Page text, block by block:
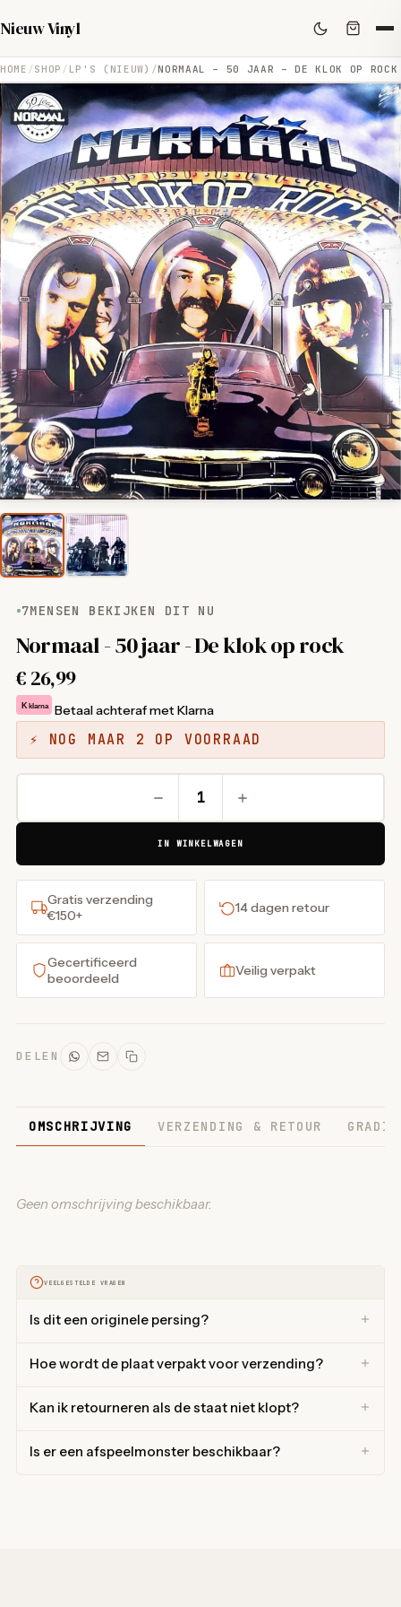
Nieuw Vinyl
HOME SHOP LP'S (NIEUW) NORMAAL – 50 JAAR – DE KLOK OP ROCK
7MENSEN BEKIJKEN DIT NU
Normaal - 50 jaar - De klok op rock
€ 26,99
K klarna Betaal achteraf met Klarna
⚡ NOG MAAR 2 OP VOORRAAD
IN WINKELWAGEN
Gratis verzending
€150+
14 dagen retour
Gecertificeerd
beoordeeld
Veilig verpakt
DELEN
OMSCHRIJVING VERZENDING & RETOUR
Geen omschrijving beschikbaar.
VEELGESTELDE VRAGEN
Is dit een originele persing?
Hoe wordt de plaat verpakt voor verzending?
Kan ik retourneren als de staat niet klopt?
Is er een afspeelmonster beschikbaar?